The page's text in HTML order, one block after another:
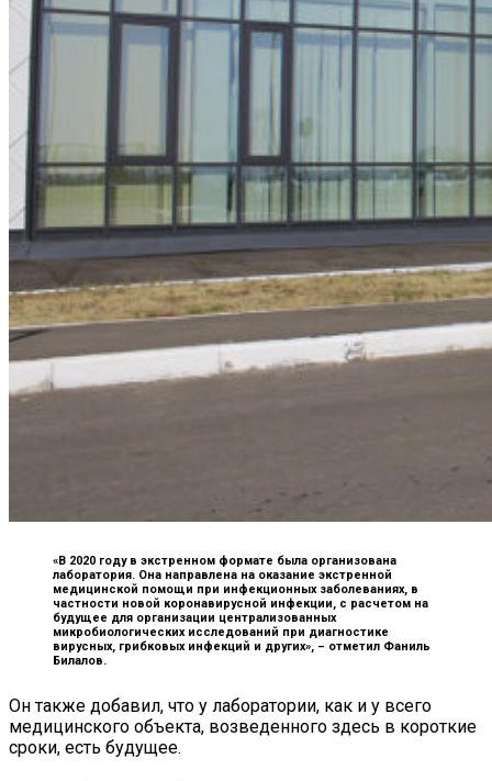
«В 2020 году в экстренном формате была организована
лаборатория. Она направлена на оказание экстренной
медицинской помощи при инфекционных заболеваниях, в
частности новой коронавирусной инфекции, с расчетом на
будущее для организации централизованных
микробиологических исследований при диагностике
вирусных, грибковых инфекций и других», – отметил Фаниль
Билалов.
Он также добавил, что у лаборатории, как и у всего
медицинского объекта, возведенного здесь в короткие
сроки, есть будущее.